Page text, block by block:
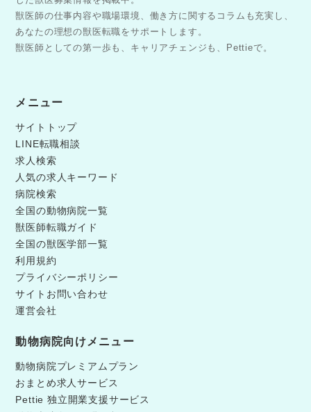
獣医師の仕事内容や職場環境、働き方に関するコラムも充実し、
あなたの理想の獣医転職をサポートします。
獣医師としての第一歩も、キャリアチェンジも、Pettieで。
メニュー
サイトトップ
LINE転職相談
求人検索
人気の求人キーワード
病院検索
全国の動物病院一覧
獣医師転職ガイド
全国の獣医学部一覧
利用規約
プライバシーポリシー
サイトお問い合わせ
運営会社
動物病院向けメニュー
動物病院プレミアムプラン
おまとめ求人サービス
Pettie 独立開業支援サービス